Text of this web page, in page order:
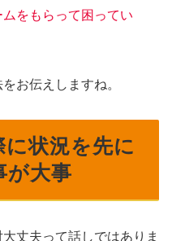
をもらって困ってい
お伝えしますね。
状況を先に
が大事
丈夫って話しではありま